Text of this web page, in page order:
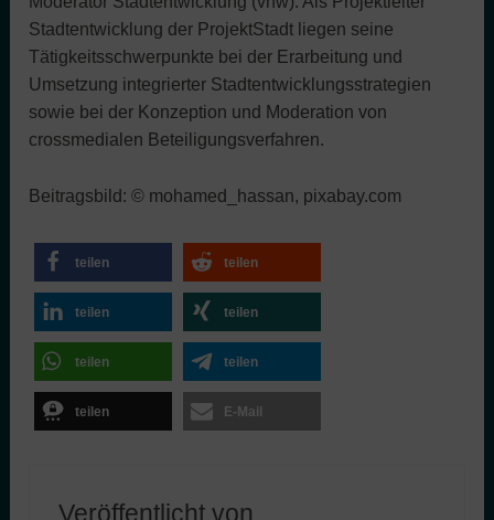
Stadtentwicklung der ProjektStadt liegen seine
Tätigkeitsschwerpunkte bei der Erarbeitung und
Umsetzung integrierter Stadtentwicklungsstrategien
sowie bei der Konzeption und Moderation von
crossmedialen Beteiligungsverfahren.
Beitragsbild: © mohamed_hassan, pixabay.com
teilen teilen
teilen teilen
teilen teilen
teilen E-Mail
Veröffentlicht von